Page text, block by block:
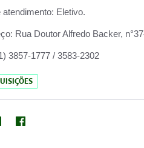
atendimento: Eletivo.
Rua Doutor Alfredo Backer,
3857-1777 / 3583-2302